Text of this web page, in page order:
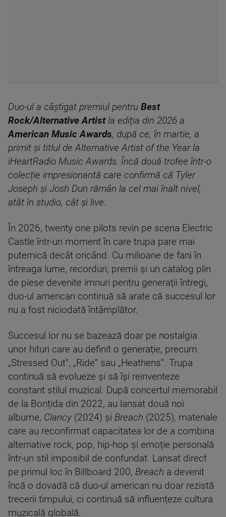
Duo-ul a câștigat premiul pentru Best
Rock/Alternative Artistla ediția din 2026 a
American Music Awards, după ce, în martie, a
primit și titlul de Alternative Artist of the Year la
iHeartRadio Music Awards. Încă două trofee într-o
colecție impresionantă care confirmă că Tyler
Joseph și Josh Dun rămân la cel mai înalt nivel,
atât în studio, cât și live.
În 2026, twenty one pilots revin pe scena Electric
Castle într-un moment în care trupa pare mai
puternică decât oricând. Cu milioane de fani în
întreaga lume, recorduri, premii și un catalog plin
de piese devenite imnuri pentru generații întregi,
duo-ul american continuă să arate că succesul lor
nu a fost niciodată întâmplător.
Succesul lor nu se bazează doar pe nostalgia
unor hituri care au definit o generație, precum
„Stressed Out”, „Ride” sau „Heathens”. Trupa
continuă să evolueze și să își reinventeze
constant stilul muzical. După concertul memorabil
de la Bonțida din 2022, au lansat două noi
albume, Clancy (2024) și Breach (2025), materiale
care au reconfirmat capacitatea lor de a combina
alternative rock, pop, hip-hop și emoție personală
într-un stil imposibil de confundat. Lansat direct
pe primul loc în Billboard 200, Breach a devenit
încă o dovadă că duo-ul american nu doar rezistă
trecerii timpului, ci continuă să influențeze cultura
muzicală globală.